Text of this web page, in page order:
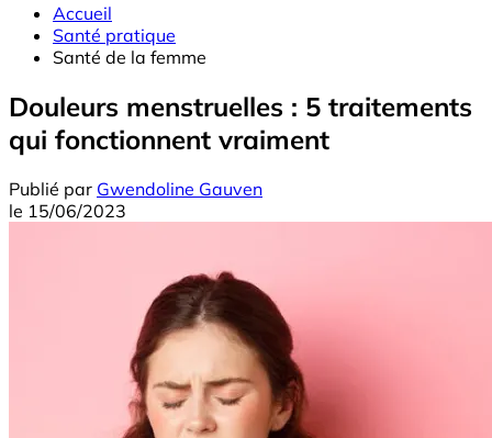
Accueil
Santé pratique
Santé de la femme
Douleurs menstruelles : 5 traitements
qui fonctionnent vraiment
Publié par Gwendoline Gauven
le 15/06/2023